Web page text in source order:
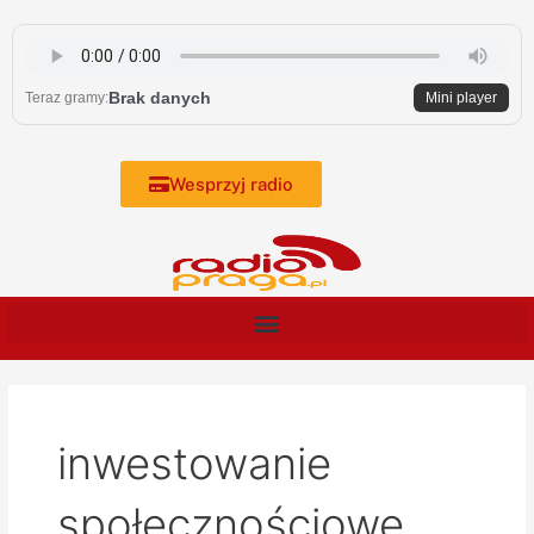
content
Teraz gramy:Brak danych Mini player
Wesprzyj radio
inwestowanie